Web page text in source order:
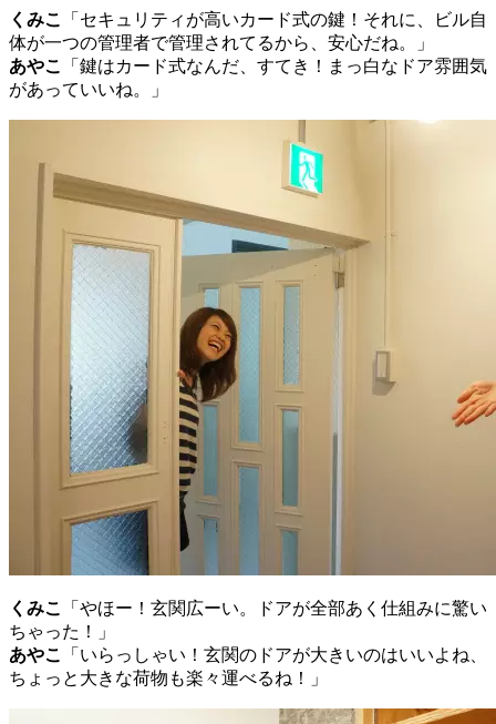
くみこ
「セキュリティが高いカード式の鍵！それに、ビル自
体が一つの管理者で管理されてるから、安心だね。」
あやこ
「鍵はカード式なんだ、すてき！まっ白なドア雰囲気
があっていいね。」
くみこ
「やほー！玄関広ーい。ドアが全部あく仕組みに驚い
ちゃった！」
あやこ
「いらっしゃい！玄関のドアが大きいのはいいよね、
ちょっと大きな荷物も楽々運べるね！」